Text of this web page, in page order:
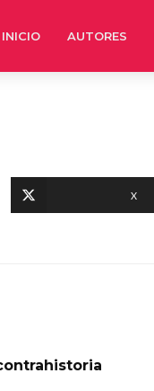
INICIO AUTORES
X